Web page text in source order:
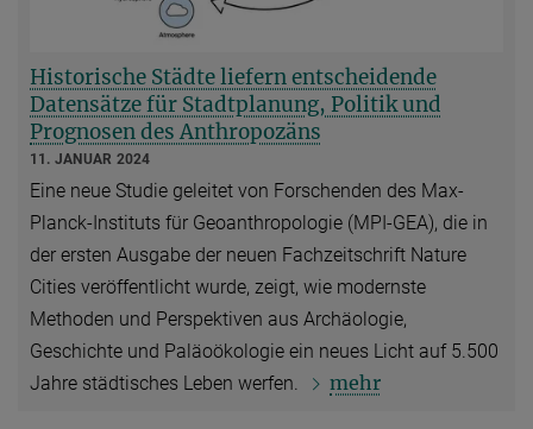
Historische Städte liefern entscheidende
Datensätze für Stadtplanung, Politik und
Prognosen des Anthropozäns
11. JANUAR 2024
Eine neue Studie geleitet von Forschenden des Max-
Planck-Instituts für Geoanthropologie (MPI-GEA), die in
der ersten Ausgabe der neuen Fachzeitschrift Nature
Cities veröffentlicht wurde, zeigt, wie modernste
Methoden und Perspektiven aus Archäologie,
Geschichte und Paläoökologie ein neues Licht auf 5.500
Jahre städtisches Leben werfen.
mehr